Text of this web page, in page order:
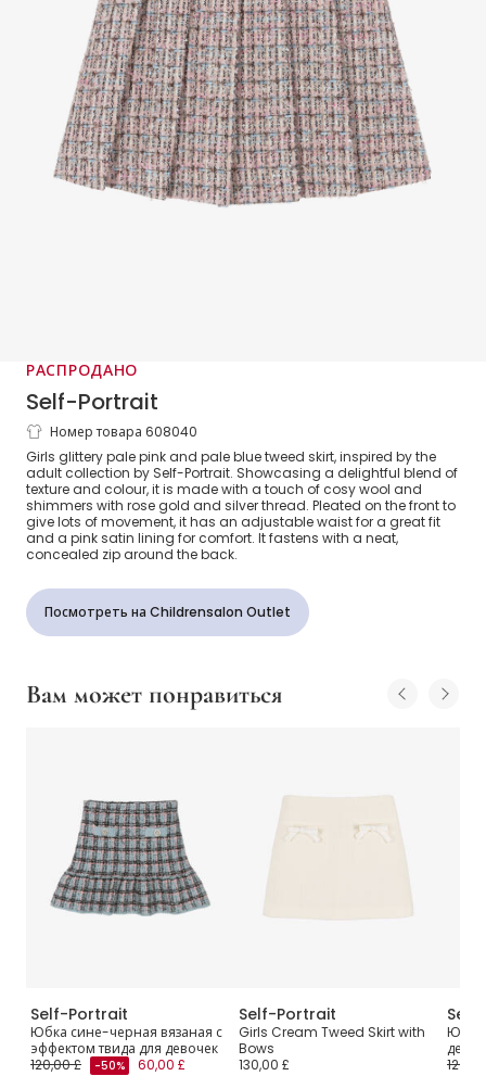
РАСПРОДАНО
Self-Portrait
Girls Sparkly Pink Pleated Tweed Skirt
Номер товара 608040
Girls glittery pale pink and pale blue tweed skirt, inspired by the
adult collection by Self-Portrait. Showcasing a delightful blend of
texture and colour, it is made with a touch of cosy wool and
shimmers with rose gold and silver thread. Pleated on the front to
give lots of movement, it has an adjustable waist for a great fit
and a pink satin lining for comfort. It fastens with a neat,
concealed zip around the back.
Посмотреть на Childrensalon Outlet
Вам может понравиться
Self-Portrait
Юбка сине-черная вязаная с
эффектом твида для девочек
120,00 £
-50% 60,00 £
Self-Portrait
Girls Cream Tweed Skirt with
Bows
130,00 £
Юбка